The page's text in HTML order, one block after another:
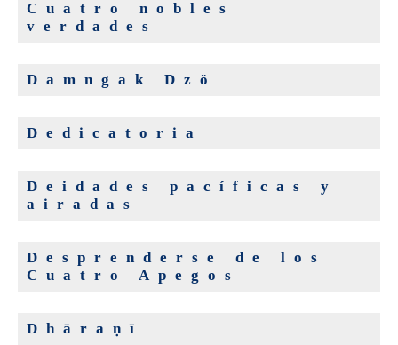
Cuatro nobles
verdades
Damngak Dzö
Dedicatoria
Deidades pacíficas y
airadas
Desprenderse de los
Cuatro Apegos
Dhāraṇī